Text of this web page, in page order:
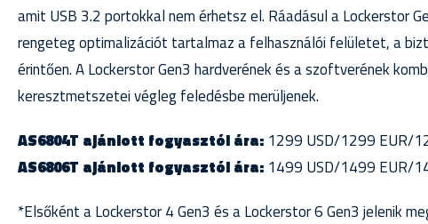
amit USB 3.2 portokkal nem érhetsz el. Ráadásul a Lockerstor
rengeteg optimalizációt tartalmaz a felhasználói felületet, a
érintően. A Lockerstor Gen3 hardverének és a szoftverének
keresztmetszetei végleg feledésbe merüljenek.
AS6804T ajánlott fogyasztói ára: 1299 USD/1299 EUR/
AS6806T ajánlott fogyasztói ára: 1499 USD/1499 EUR/
*Elsőként a Lockerstor 4 Gen3 és a Lockerstor 6 Gen3 jelenik